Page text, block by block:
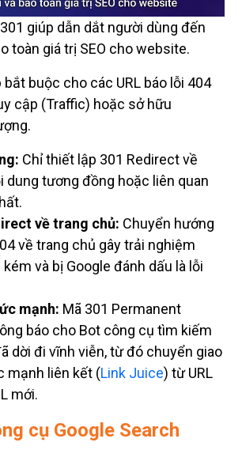
giúp dẫn dắt người dùng đến
toàn giá trị SEO cho website.
cập (Traffic) hoặc sở hữu
dung tương đồng hoặc liên quan
về trang chủ:
về trang chủ gây trải nghiệm
và bị Google đánh dấu là lỗi
mạnh:
báo cho Bot công cụ tìm kiếm
dời đi vĩnh viễn, từ đó chuyển giao
mạnh liên kết (Link Juice) từ URL
mới.